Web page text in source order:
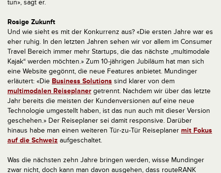
tun», sagt er.
Rosige Zukunft
Und wie sieht es mit der Konkurrenz aus? «Die ersten Jahre war es
eher ruhig. In den letzten Jahren sehen wir vor allem im Consumer
Travel Bereich immer mehr Startups, die das nächste „multimodale
Kajak“ werden möchten.» Zum 10-jährigen Jubiläum hat man sich
eine Website gegönnt, die neue Features anbietet. Mundinger
erläutert: «Die Business Solutions sind klarer von dem
multimodalen Reiseplaner getrennt. Nachdem wir über das letzte
Jahr bereits die meisten der Kundenversionen auf eine neue
Technologie umgestellt haben, ist das nun auch mit dieser Version
geschehen.» Der Reiseplaner sei damit responsive. Darüber
hinaus habe man einen weiteren Tür-zu-Tür Reiseplaner mit Fokus
auf die Schweiz aufgeschaltet.
Was die nächsten zehn Jahre bringen werden, wisse Mundinger
zwar nicht, doch kann man davon ausgehen, dass routeRANK